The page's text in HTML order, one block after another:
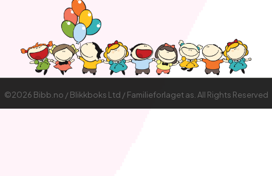
©2026 Bibb.no / Blikkboks Ltd / Familieforlaget as. All Rights Reserved